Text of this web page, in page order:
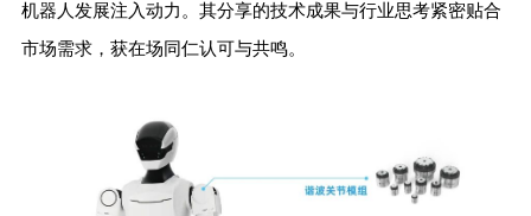
机器人发展注入动力。其分享的技术成果与行业思考紧密贴合
市场需求，获在场同仁认可与共鸣。